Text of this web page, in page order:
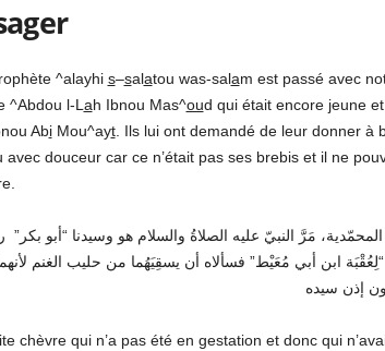
^alayhi s–salatou was-salam est passé avec
^Abdou l-L ah Ibnou Mas^oud qui était encore jeune
AbiMou^ayt. Ils lui ont demandé de leur donner à
douceur car ce n’était pas ses brebis et il ne
مَرَّ النبيّ عليه الصلاةُ والسلام هو وسيدنا “أبو
ابن أبي مُعَيْط” فسألاه أن يسقِيَهُما من حليب الغنم
chèvre qui n’a pas été en gestation et donc qui